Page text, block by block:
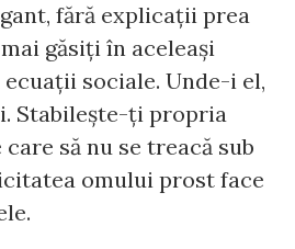
fără explicații prea
găsiți în aceleași
sociale. Unde-i el,
Stabilește-ți propria
să nu se treacă sub
omului prost face